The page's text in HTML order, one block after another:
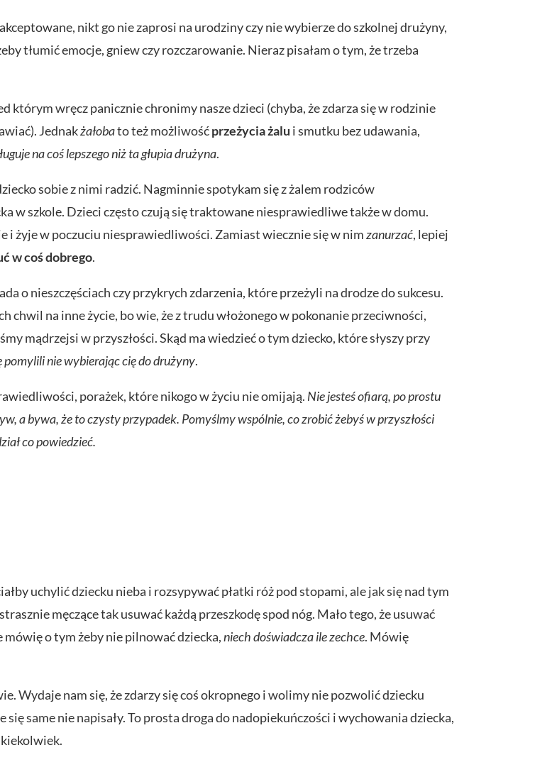
nikt go nie zaprosi na urodziny czy nie wybierze do szkolnej drużyny,
tłumić emocje, gniew czy rozczarowanie. Nieraz pisałam o tym, że trzeba
którym wręcz panicznie chronimy nasze dzieci (chyba, że zdarza się w rodzinie
Jednakżałobato też możliwośćprzeżycia żalu i smutku bez udawania,
na coś lepszego niż ta głupia drużyna.
sobie z nimi radzić. Nagminnie spotykam się z żalem rodziców
szkole. Dzieci często czują się traktowane niesprawiedliwe także w domu.
i żyje w poczuciu niesprawiedliwości. Zamiast wiecznie się w nimzanurzać, lepiej
w coś dobrego.
o nieszczęściach czy przykrych zdarzenia, które przeżyli na drodze do sukcesu.
chwil na inne życie, bo wie, że z trudu włożonego w pokonanie przeciwności,
mądrzejsi w przyszłości. Skąd ma wiedzieć o tym dziecko, które słyszy przy
pomylili nie wybierając cię do drużyny.
porażek, które nikogo w życiu nie omijają. Nie jesteś ofiarą, po prostu
a bywa, że to czysty przypadek. Pomyślmy wspólnie, co zrobić żebyś w przyszłości
co powiedzieć.
uchylić dziecku nieba i rozsypywać płatki róż pod stopami, ale jak się nad tym
męczące tak usuwać każdą przeszkodę spod nóg. Mało tego, że usuwać
mówię o tym żeby nie pilnować dziecka,niech doświadcza ile zechce. Mówię
Wydaje nam się, że zdarzy się coś okropnego i wolimy nie pozwolić dziecku
same nie napisały. To prosta droga do nadopiekuńczości i wychowania dziecka,